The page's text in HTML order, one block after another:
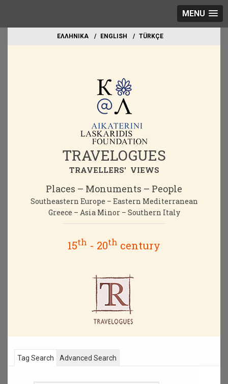
MENU
EΛΛΗΝΙΚΑ ΕΝGLISH TÜRKÇE
TRAVELOGUES
TRAVELLERS' VIEWS
Places – Monuments – People
Southeastern Europe – Eastern Mediterranean
Greece – Asia Minor – Southern Italy
15th - 20th century
Tag Search Advanced Search